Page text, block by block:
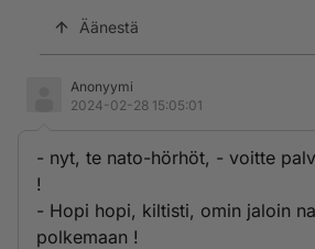
Äänestä
Anonyymi
2024-02-28 15:05:01
- nyt, te nato-hörhöt, - voitte
!
- Hopi hopi, kiltisti, omin jaloin
polkemaan !